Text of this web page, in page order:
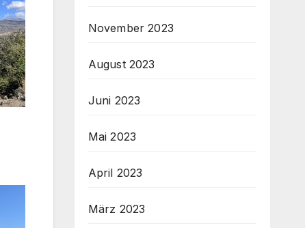
November 2023
August 2023
Juni 2023
Mai 2023
April 2023
März 2023